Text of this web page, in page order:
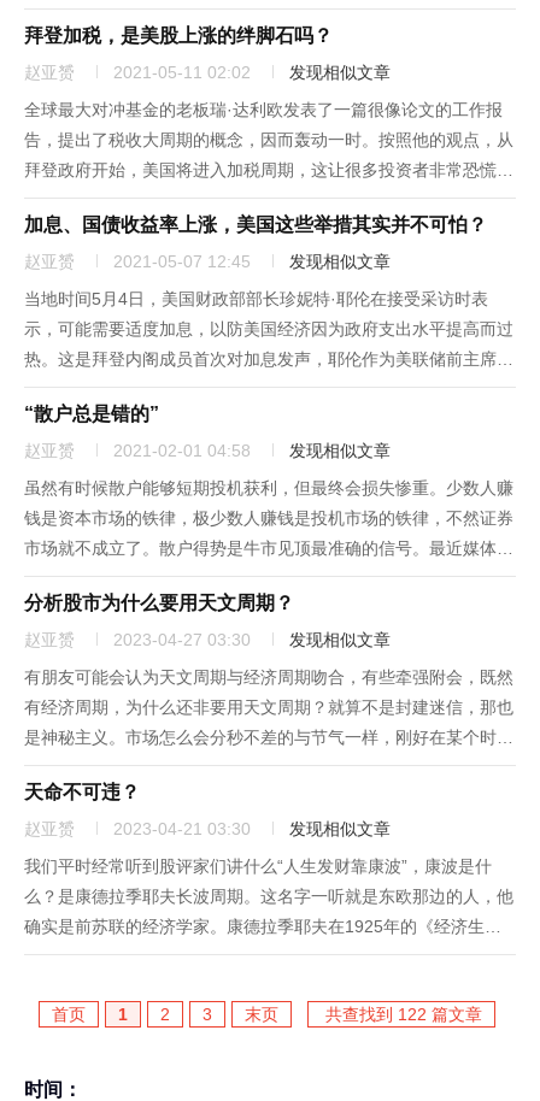
跌，美元指数暴涨。CPI的上涨是否真的能够导致股市暴跌，带来
熊市呢？我们还是看看历史数据。从图1可见，本世纪C...
拜登加税，是美股上涨的绊脚石吗？
赵亚赟 2021-05-11 02:02
发现相似文章
全球最大对冲基金的老板瑞·达利欧发表了一篇很像论文的工作报
告，提出了税收大周期的概念，因而轰动一时。按照他的观点，从
拜登政府开始，美国将进入加税周期，这让很多投资者非常恐慌。
因为很多人认为加税会让股市崩盘，持续加税肯定会带来大熊市。
图1：瑞·达利欧提出的美国税率大周期。来源：LinkedIn但实际
上...
加息、国债收益率上涨，美国这些举措其实并不可怕？
赵亚赟 2021-05-07 12:45
发现相似文章
当地时间5月4日，美国财政部部长珍妮特·耶伦在接受采访时表
示，可能需要适度加息，以防美国经济因为政府支出水平提高而过
热。这是拜登内阁成员首次对加息发声，耶伦作为美联储前主席、
现任财政部部长讲货币政策，显得非常怪异。美国股市盘中纳斯达
克跌了1.88%，标普500指数跌了0.67%，而道琼斯指数不跌反
涨...
“散户总是错的”
赵亚赟 2021-02-01 04:58
发现相似文章
虽然有时候散户能够短期投机获利，但最终会损失惨重。少数人赚
钱是资本市场的铁律，极少数人赚钱是投机市场的铁律，不然证券
市场就不成立了。散户得势是牛市见顶最准确的信号。最近媒体热
炒美国散户逼空金融机构。美国散户逼得很多著名对冲基金，例如
Melvin Capital、浑水、香椽等纷纷割肉认赔。香椽更是被打...
分析股市为什么要用天文周期？
赵亚赟 2023-04-27 03:30
发现相似文章
有朋友可能会认为天文周期与经济周期吻合，有些牵强附会，既然
有经济周期，为什么还非要用天文周期？就算不是封建迷信，那也
是神秘主义。市场怎么会分秒不差的与节气一样，刚好在某个时刻
变化，都是故弄玄虚唬人的。其实不是这样，研究人员用天文周期
分析股市也是迫不得已。图1：天文康波周期与康波周期对比图。
资料来源：...
天命不可违？
赵亚赟 2023-04-21 03:30
发现相似文章
我们平时经常听到股评家们讲什么“人生发财靠康波”，康波是什
么？是康德拉季耶夫长波周期。这名字一听就是东欧那边的人，他
确实是前苏联的经济学家。康德拉季耶夫在1925年的《经济生活
中的长期波动》一文中运用当时主要工业国的利率、进口额、出口
实证研究...
首页 1 2 3 末页 共查找到 122 篇文章
时间：